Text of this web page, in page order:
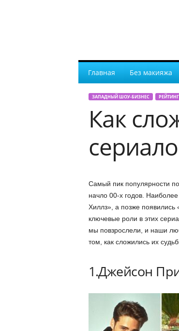
Главная Без макияжа
ЗАПАДНЫЙ ШОУ-БИЗНЕС
Как
Самый пик популярности
начло 00-х годов.
Хиллз», а позже появились
ключевые роли в этих
мы повзрослели, и наши
том, как сложились их
1.Джейсон